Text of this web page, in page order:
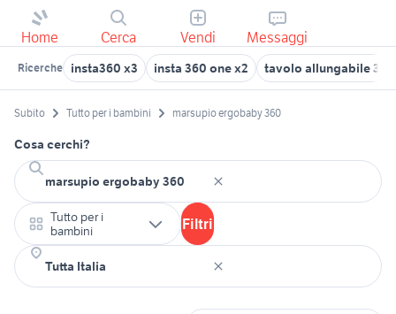
Home Cerca Vendi Messaggi
Ricerche insta360 x3 insta 360 one x2 tavolo allungabile
Subito Tutto per i bambini marsupio ergobaby 360
Cosa cerchi?
Tutto per i
bambini
Filtri